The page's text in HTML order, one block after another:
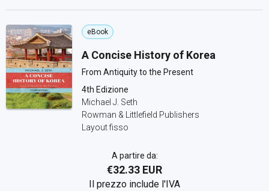
eBook
A Concise History of Korea
From Antiquity to the Present
4th Edizione
Michael J. Seth
Rowman & Littlefield Publishers
Layout fisso
A partire da:
€32.33 EUR
Il prezzo include l'IVA